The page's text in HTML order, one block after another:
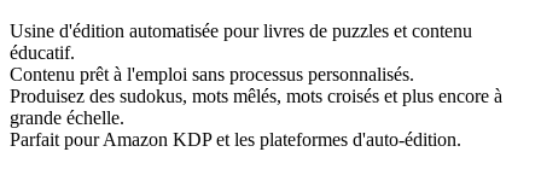
Usine d'édition automatisée pour livres de puzzles et contenu
éducatif.
Contenu prêt à l'emploi sans processus personnalisés.
Produisez des sudokus, mots mêlés, mots croisés et plus encore à
grande échelle.
Parfait pour Amazon KDP et les plateformes d'auto-édition.